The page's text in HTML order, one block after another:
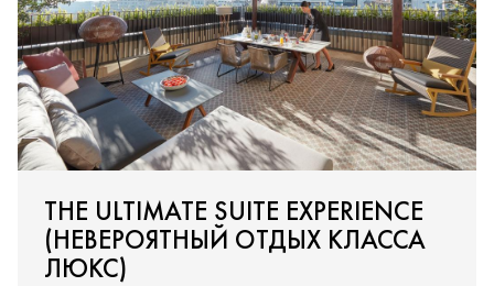
THE ULTIMATE SUITE EXPERIENCE
(НЕВЕРОЯТНЫЙ ОТДЫХ КЛАССА
ЛЮКС)